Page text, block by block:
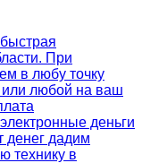
При
в любу точку
любой на ваш
деньги
денег дадим
технику в